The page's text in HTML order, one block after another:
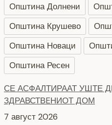
Општина Долнени
Општина Крушево
Општина Новаци
Општина Ресен
НОВ ПАРКИНГ ПРОСТОР
6 август 2026